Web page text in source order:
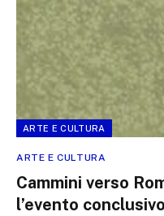
ARTE E CULTURA
ARTE E CULTURA
Cammini verso
l’evento